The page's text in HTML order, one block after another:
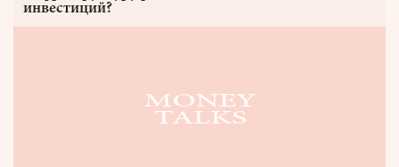
инвестиций?